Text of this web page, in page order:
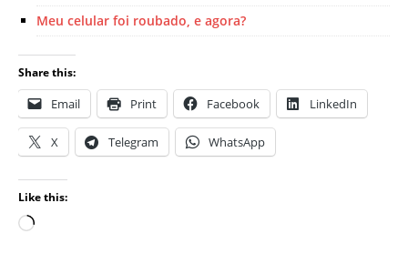
Meu celular foi roubado, e agora?
Share this:
Email Print Facebook LinkedIn
X Telegram WhatsApp
Like this: